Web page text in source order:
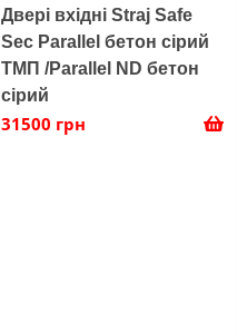
Двері вхідні Straj Safe
Sec Parallel бетон сірий
ТМП /Parallel ND бетон
сірий
31500 грн